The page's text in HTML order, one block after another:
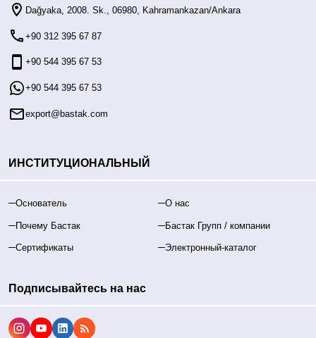
Dağyaka, 2008. Sk., 06980, Kahramankazan/Ankara
+90 312 395 67 87
+90 544 395 67 53
+90 544 395 67 53
export@bastak.com
ИНСТИТУЦИОНАЛЬНЫЙ
Основатель О нас
Почему Бастак Бастак Групп / компании
Сертификаты Электронный-каталог
Подписывайтесь на нас